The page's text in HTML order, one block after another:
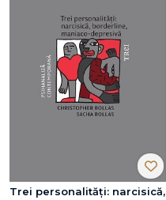
Trei personalități: narcisică,